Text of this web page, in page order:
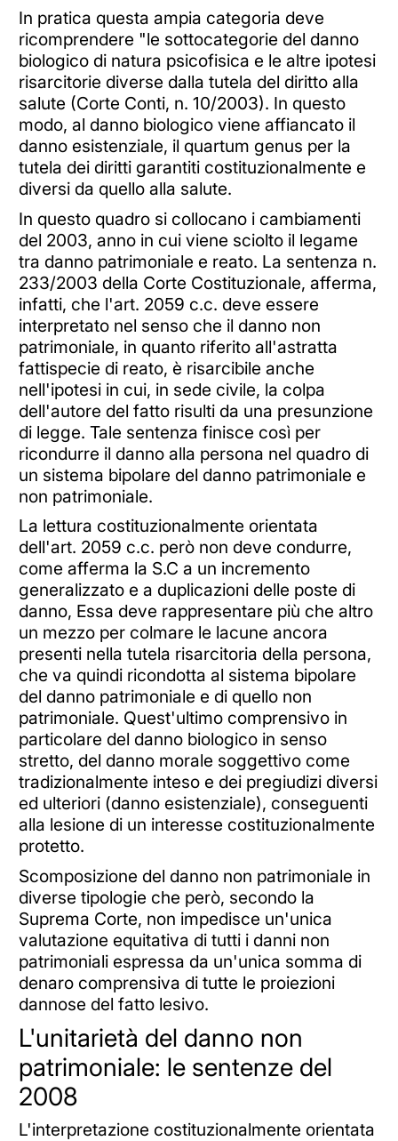
In pratica questa ampia categoria deve
ricomprendere "le sottocategorie del danno
biologico di natura psicofisica e le altre ipotesi
risarcitorie diverse dalla tutela del diritto alla
salute (Corte Conti, n. 10/2003). In questo
modo, al danno biologico viene affiancato il
danno esistenziale, il quartum genus per la
tutela dei diritti garantiti costituzionalmente e
diversi da quello alla salute.
In questo quadro si collocano i cambiamenti
del 2003, anno in cui viene sciolto il legame
tra danno patrimoniale e reato. La sentenza n.
233/2003 della Corte Costituzionale, afferma,
infatti, che l'art. 2059 c.c. deve essere
interpretato nel senso che il danno non
patrimoniale, in quanto riferito all'astratta
fattispecie di reato, è risarcibile anche
nell'ipotesi in cui, in sede civile, la colpa
dell'autore del fatto risulti da una presunzione
di legge. Tale sentenza finisce così per
ricondurre il danno alla persona nel quadro di
un sistema bipolare del danno patrimoniale e
non patrimoniale.
La lettura costituzionalmente orientata
dell'art. 2059 c.c. però non deve condurre,
come afferma la S.C a un incremento
generalizzato e a duplicazioni delle poste di
danno, Essa deve rappresentare più che altro
un mezzo per colmare le lacune ancora
presenti nella tutela risarcitoria della persona,
che va quindi ricondotta al sistema bipolare
del danno patrimoniale e di quello non
patrimoniale. Quest'ultimo comprensivo in
particolare del danno biologico in senso
stretto, del danno morale soggettivo come
tradizionalmente inteso e dei pregiudizi diversi
ed ulteriori (danno esistenziale), conseguenti
alla lesione di un interesse costituzionalmente
protetto.
Scomposizione del danno non patrimoniale in
diverse tipologie che però, secondo la
Suprema Corte, non impedisce un'unica
valutazione equitativa di tutti i danni non
patrimoniali espressa da un'unica somma di
denaro comprensiva di tutte le proiezioni
dannose del fatto lesivo.
L'unitarietà del danno non
patrimoniale: le sentenze del
2008
L'interpretazione costituzionalmente orientata